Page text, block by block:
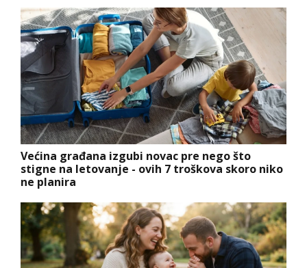
Većina građana izgubi novac pre nego što
stigne na letovanje - ovih 7 troškova skoro niko
ne planira